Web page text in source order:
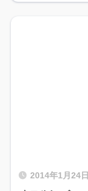
2014年1月24日